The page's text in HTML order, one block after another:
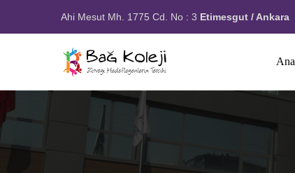
Ahi Mesut Mh. 1775 Cd. No : 3 Etimesgut / Ankara